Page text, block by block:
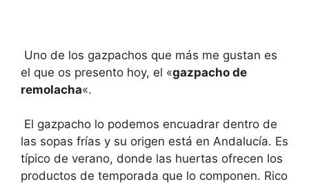
Uno de los gazpachos que más me gustan es
el que os presento hoy, el «gazpacho de
remolacha«.
El gazpacho lo podemos encuadrar dentro de
las sopas frías y su origen está en Andalucía. Es
típico de verano, donde las huertas ofrecen los
productos de temporada que lo componen. Rico